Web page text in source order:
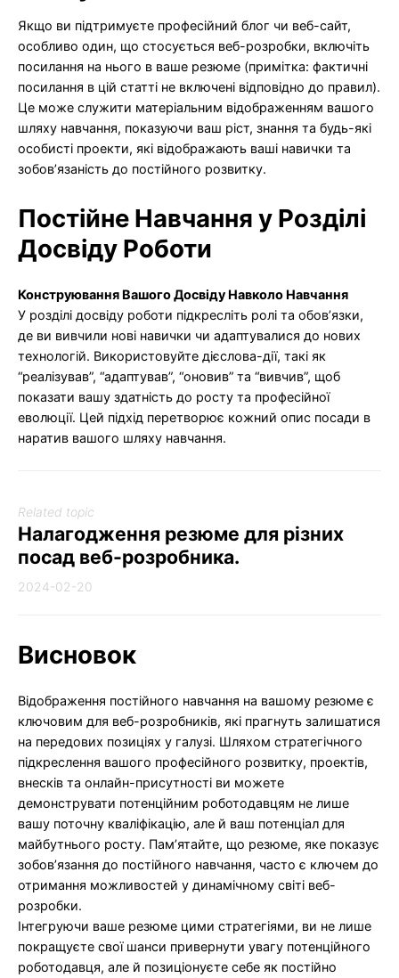
Якщо ви підтримуєте професійний блог чи веб-сайт,
особливо один, що стосується веб-розробки, включіть
посилання на нього в ваше резюме (примітка: фактичні
посилання в цій статті не включені відповідно до правил).
Це може служити матеріальним відображенням вашого
шляху навчання, показуючи ваш ріст, знання та будь-які
особисті проекти, які відображають ваші навички та
зобов’язаність до постійного розвитку.
Постійне Навчання у Розділі
Досвіду Роботи
Конструювання Вашого Досвіду Навколо Навчання
У розділі досвіду роботи підкресліть ролі та обов’язки,
де ви вивчили нові навички чи адаптувалися до нових
технологій. Використовуйте дієслова-дії, такі як
“реалізував”, “адаптував”, “оновив” та “вивчив”, щоб
показати вашу здатність до росту та професійної
еволюції. Цей підхід перетворює кожний опис посади в
наратив вашого шляху навчання.
Related topic
Налагодження резюме для різних
посад веб-розробника.
2024-02-20
Висновок
Відображення постійного навчання на вашому резюме є
ключовим для веб-розробників, які прагнуть залишатися
на передових позиціях у галузі. Шляхом стратегічного
підкреслення вашого професійного розвитку, проектів,
внесків та онлайн-присутності ви можете
демонструвати потенційним роботодавцям не лише
вашу поточну кваліфікацію, але й ваш потенціал для
майбутнього росту. Пам’ятайте, що резюме, яке показує
зобов’язання до постійного навчання, часто є ключем до
отримання можливостей у динамічному світі веб-
розробки.
Інтегруючи ваше резюме цими стратегіями, ви не лише
покращуєте свої шанси привернути увагу потенційного
роботодавця, але й позиціонуєте себе як постійно